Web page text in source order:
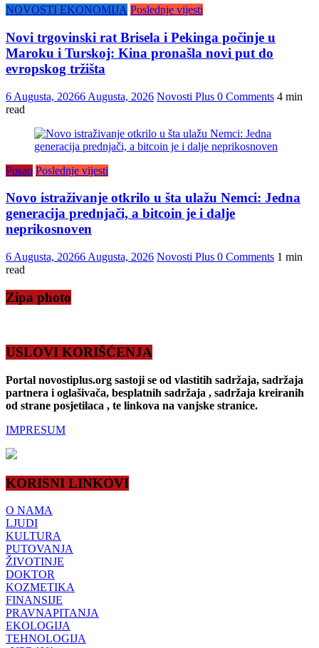
NOVOSTI EKONOMIJA Poslednje vijesti
Novi trgovinski rat Brisela i Pekinga počinje u
Maroku i Turskoj: Kina pronašla novi put do
evropskog tržišta
6 Augusta, 20266 Augusta, 2026 Novosti Plus 0 Comments 4 min
read
Posao Poslednje vijesti
Novo istraživanje otkrilo u šta ulažu Nemci: Jedna
generacija prednjači, a bitcoin je i dalje
neprikosnoven
6 Augusta, 20266 Augusta, 2026 Novosti Plus 0 Comments 1 min
read
Zipa photo
USLOVI KORIŠĆENJA
Portal novostiplus.org sastoji se od vlastitih sadržaja, sadržaja
partnera i oglašivača, besplatnih sadržaja , sadržaja kreiranih
od strane posjetilaca , te linkova na vanjske stranice.
IMPRESUM
KORISNI LINKOVI
O NAMA
LJUDI
KULTURA
PUTOVANJA
ŽIVOTINJE
DOKTOR
KOZMETIKA
FINANSIJE
PRAVNAPITANJA
EKOLOGIJA
TEHNOLOGIJA